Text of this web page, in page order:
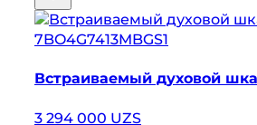
7BO4G7413MBGS1
Встраиваемый духовой
3 294 000 UZS